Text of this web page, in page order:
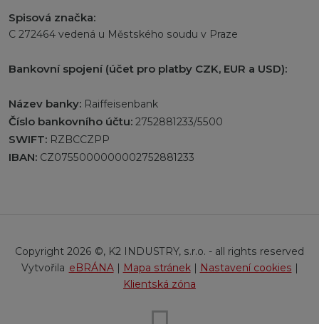
Spisová značka:
C 272464 vedená u Městského soudu v Praze
Bankovní spojení (účet pro platby CZK, EUR a USD):
Název banky: Raiffeisenbank
Číslo bankovního účtu: 2752881233/5500
SWIFT: RZBCCZPP
IBAN: CZ0755000000002752881233
Copyright 2026 ©, K2 INDUSTRY, s.r.o. - all rights reserved
eBRÁNA | Mapa stránek | Nastavení cookies |
Klientská zóna